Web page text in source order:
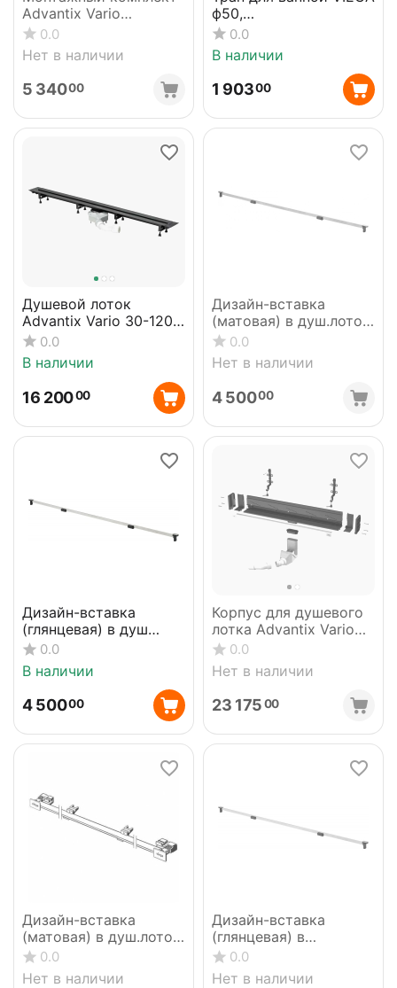
Advantix Vario
(матовый) VIEGA
711832
0.0
Нет в наличии
5 34000
ф50,
нерж.решетка,150х150
гориз., с сифоном
557140
0.0
В наличии
1 90300
Душевой лоток
Advantix Vario 30-120
см VIEGA 721671
0.0
В наличии
16 20000
Дизайн-вставка
(матовая) в душ.лоток
VIEGA 686284 (721671)
0.0
Нет в наличии
4 50000
Дизайн-вставка
(глянцевая) в душ
лоток VIEGA 686291
(721671)
0.0
В наличии
4 50000
Корпус для душевого
лотка Advantix Vario
(плоский h-70 мм) 30-
120 см 736736
0.0
Нет в наличии
23 17500
Дизайн-вставка
(матовая) в душ.лоток
VIEGA 736569
(736736)
0.0
Нет в наличии
Дизайн-вставка
(глянцевая) в
душ.лоток VIEGA
736576 (736736)
0.0
Нет в наличии